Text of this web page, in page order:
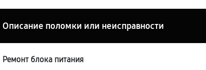
Описание поломки или неисправности
Ремонт блока питания